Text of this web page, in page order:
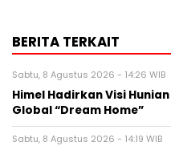
BERITA TERKAIT
Sabtu, 8 Agustus 2026 - 14:26 WIB
Himel Hadirkan Visi
Global “Dream Home”
Sabtu, 8 Agustus 2026 - 14:19 WIB